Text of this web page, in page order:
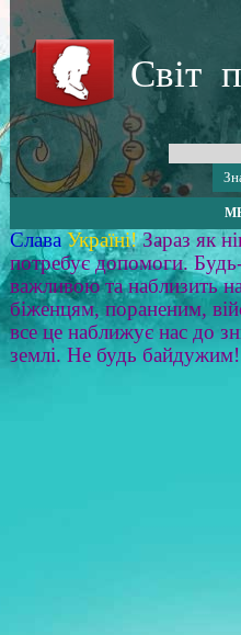
Світ
Слава Україні! Зараз як
потребує допомоги.
важливою та наблизить
біженцям, пораненим,
все це наближує нас до
землі. Не будь